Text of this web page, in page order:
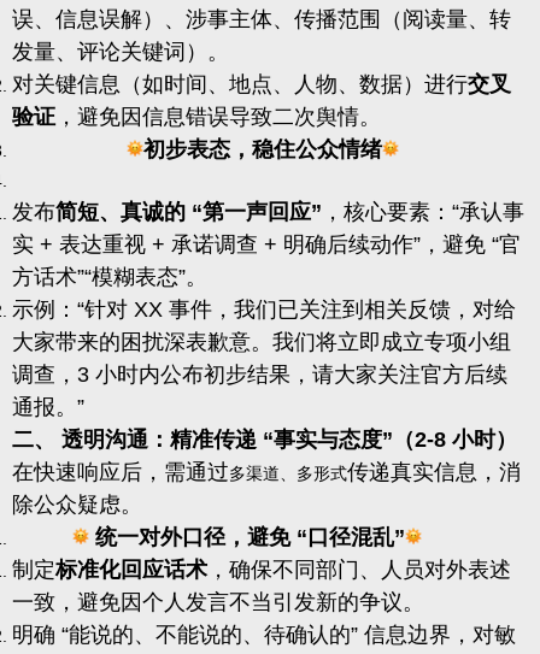
误、信息误解）、涉事主体、传播范围（阅读量、转
发量、评论关键词）。
对关键信息（如时间、地点、人物、数据）进行交叉
验证 ，避免因信息错误导致二次舆情。
初步表态，稳住公众情绪
发布简短、真诚的 “第一声回应” ，核心要素：“承认事
实 + 表达重视 + 承诺调查 + 明确后续动作”，避免 “官
方话术”“模糊表态”。
示例：“针对 XX 事件，我们已关注到相关反馈，对给
大家带来的困扰深表歉意。我们将立即成立专项小组
调查，3 小时内公布初步结果，请大家关注官方后续
通报。”
二、 透明沟通：精准传递 “事实与态度”（2-8 小时）
在快速响应后，需通过多渠道、多形式传递真实信息，消
除公众疑虑。
统一对外口径，避免 “口径混乱”
制定标准化回应话术 ，确保不同部门、人员对外表述
一致，避免因个人发言不当引发新的争议。
明确 “能说的、不能说的、待确认的” 信息边界，对敏